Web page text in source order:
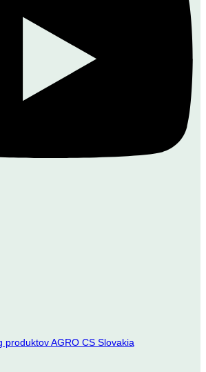
produktov AGRO CS Slovakia